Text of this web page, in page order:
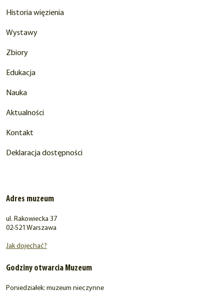
Historia więzienia
Wystawy
Zbiory
Edukacja
Nauka
Aktualności
Kontakt
Deklaracja dostępności
Adres muzeum
ul. Rakowiecka 37
02-521 Warszawa
Jak dojechać?
Godziny otwarcia Muzeum
Poniedziałek: muzeum nieczynne